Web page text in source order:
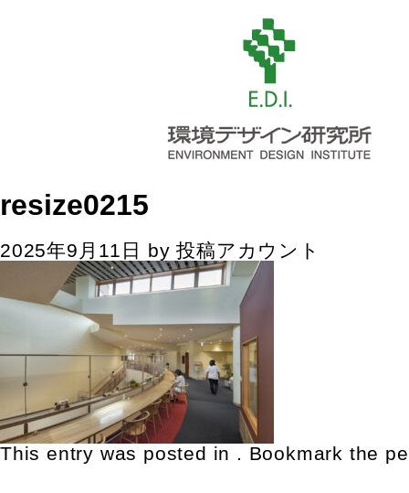
resize0215
2025年9月11日 by投稿アカウント
This entry was posted in . Bookmark the